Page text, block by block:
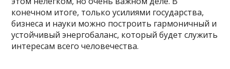
конечном итоге, только усилиями государства,
бизнеса и науки можно построить гармоничный и
устойчивый энергобаланс, который будет служить
интересам всего человечества.